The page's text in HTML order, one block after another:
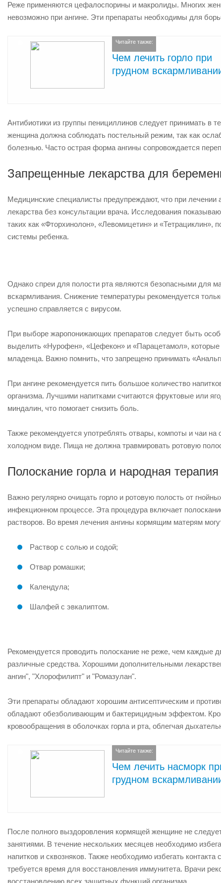
Реже применяются цефалоспорины и макролиды. Многих
невозможно при ангине. Эти препараты необходимы для
Читайте также:
Чем лечить горло при
грудном
Антибиотики из группы пенициллинов следует принимать в
женщина должна соблюдать постельный режим, так как
болезнью. Часто острая форма ангины сопровождается
Запрещенные лекарства для
Медицинские специалисты предупреждают, что при
лекарства без консультации врача. Исследования
таких как «Фторхинолон», «Левомицетин» и «Тетрациклин»,
системы ребенка.
Однако спреи для полости рта являются безопасными для
вскармливания. Снижение температуры рекомендуется
успешно справляется с вирусом.
При выборе жаропонижающих препаратов следует быть
выделить «Нурофен», «Цефекон» и «Парацетамол», которые
младенца. Важно помнить, что запрещено принимать
При ангине рекомендуется пить большое количество
организма. Лучшими напитками считаются фруктовые или
миндалин, что помогает снизить боль.
Также рекомендуется употреблять отвары, компоты и чаи
холодном виде. Пища не должна травмировать ротовую
Полоскание горла и народная
Важно регулярно очищать горло и ротовую полость от
инфекционном процессе. Эта процедура включает
растворов. Во время лечения ангины кормящим матерям
Раствор с солью и содой;
Отвар ромашки;
Календула;
Шалфей с эвкалиптом.
Рекомендуется проводить полоскание не реже, чем каждые
различные средства. Хорошими дополнительными
ангин", "Хлорофилипт" и "Ромазулан".
Эти препараты обладают хорошим антисептическим и
обладают обезболивающим и бактерицидным эффектом.
кровообращения в оболочках горла и рта, облегчая
Читайте также:
Чем лечить насморк
грудном
После полного выздоровления кормящей женщине не
занятиями. В течение нескольких месяцев необходимо
напитков и сквозняков. Также необходимо избегать
требуется время для восстановления иммунитета. Врачи
восстановлению всех защитных функций организма.